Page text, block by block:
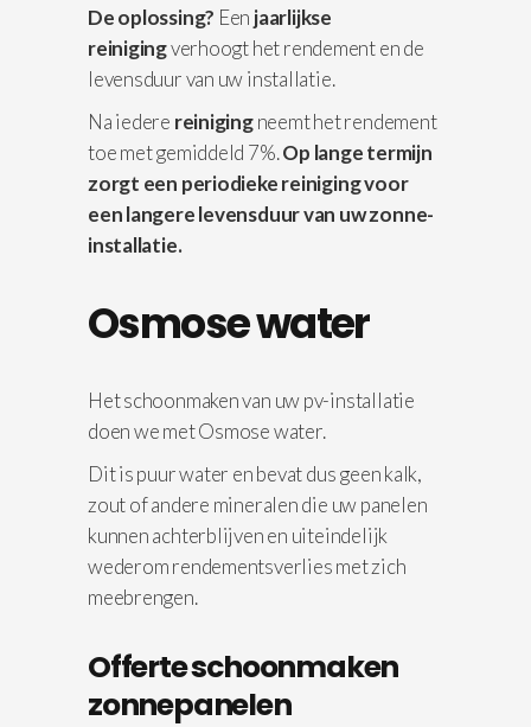
De oplossing? Een jaarlijkse
reinigingverhoogt het rendement en de
levensduur van uw installatie.
Na iedere reinigingneemt het rendement
toe met gemiddeld 7%.Op lange termijn
zorgt een periodieke reiniging voor
een langere levensduur van uw zonne-
installatie.
Osmose water
Het schoonmaken van uw pv-installatie
doen we met Osmose water.
Dit is puur water en bevat dus geen kalk,
zout of andere mineralen die uw panelen
kunnen achterblijven en uiteindelijk
wederom rendementsverlies met zich
meebrengen.
Offerte schoonmaken
zonnepanelen